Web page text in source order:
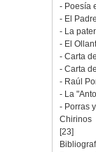
- Poesía
- El
- La
- El
- Carta
- Carta
- Raúl
- La
- Porras
Chirinos
[23]